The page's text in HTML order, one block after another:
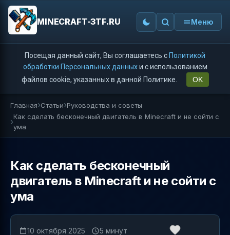
MINECRAFT-3TF.RU Меню
Посещая данный сайт, Вы соглашаетесь с Политикой
обработки Персональных данныхи с использованием
файлов cookie, указанных в данной Политике.
OK
Главная Статьи Руководства и советы
Как сделать бесконечный двигатель в Minecraft и не сойти с
ума
Как сделать бесконечный
двигатель в Minecraft и не сойти с
ума
10 октября 2025 5 минут